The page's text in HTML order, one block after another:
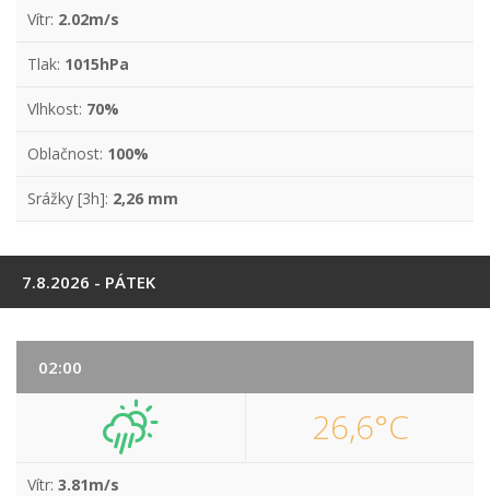
Vítr: 2.02m/s
Tlak: 1015hPa
Vlhkost: 70%
Oblačnost: 100%
Srážky [3h]: 2,26 mm
7.8.2026 - PÁTEK
02:00
26,6°C
Vítr: 3.81m/s